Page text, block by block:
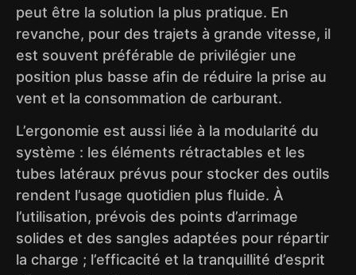
peut être la solution la plus pratique. En
revanche, pour des trajets à grande vitesse, il
est souvent préférable de privilégier une
position plus basse afin de réduire la prise au
vent et la consommation de carburant.
L’ergonomie est aussi liée à la modularité du
système : les éléments rétractables et les
tubes latéraux prévus pour stocker des outils
rendent l’usage quotidien plus fluide. À
l’utilisation, prévois des points d’arrimage
solides et des sangles adaptées pour répartir
la charge ; l’efficacité et la tranquillité d’esprit